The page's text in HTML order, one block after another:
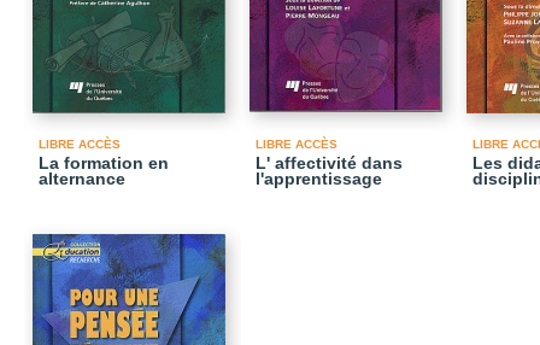
LIBRE ACCÈS
La formation en
alternance
LIBRE ACCÈS
L' affectivité dans
l'apprentissage
LIBRE
Les